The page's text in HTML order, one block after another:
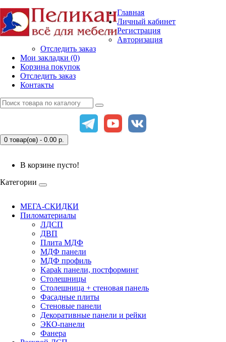
Главная
Личный кабинет
Регистрация
Авторизация
Отследить заказ
Мои закладки (0)
Корзина покупок
Отследить заказ
Контакты
0 товар(ов) - 0.00 р.
В корзине пусто!
Категории
МЕГА-СКИДКИ
Пиломатериалы
ЛДСП
ДВП
Плита МДФ
МДФ панели
МДФ профиль
Kapak панели, постформинг
Столешницы
Столешница + стеновая панель
Фасадные плиты
Стеновые панели
Декоративные панели и рейки
ЭКО-панели
Фанера